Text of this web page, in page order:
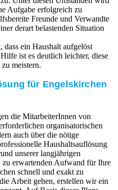
Aufgabe erfolgreich zu
Freunde und Verwandte
derart belastenden Situation
dass ein Haushalt aufgelöst
ist es deutlich leichter, diese
meistern.
für Engelskirchen
die MitarbeiterInnen von
organisatorischen
auch über die nötige
Haushaltsauflösung
unserer langjährigen
erwartenden Aufwand für Ihre
schnell und exakt zu
Arbeit gehen, erstellen wir ein